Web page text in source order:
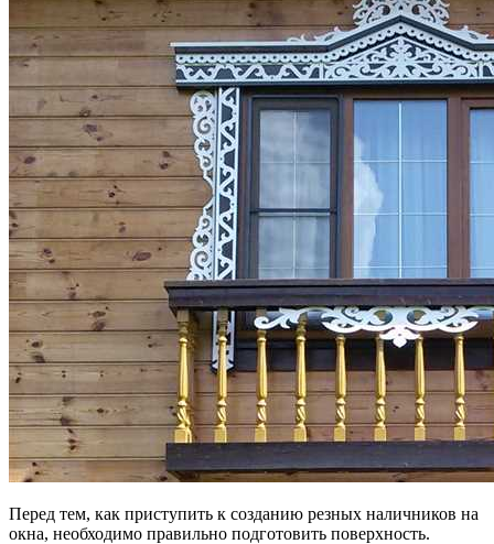
Перед тем, как приступить к созданию резных наличников на
окна, необходимо правильно подготовить поверхность.